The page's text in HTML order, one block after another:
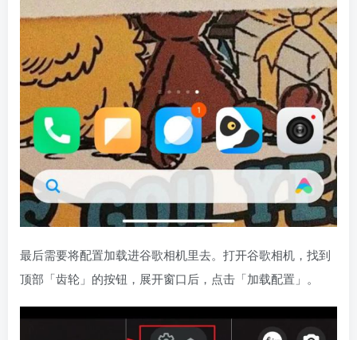
最后需要将配置加载进谷歌相机里去。打开谷歌相机，找到
顶部「齿轮」的按钮，展开窗口后，点击「加载配置」。